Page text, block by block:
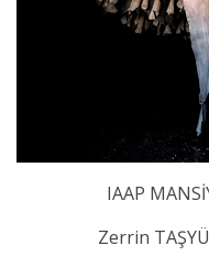
IAAP
Zerrin